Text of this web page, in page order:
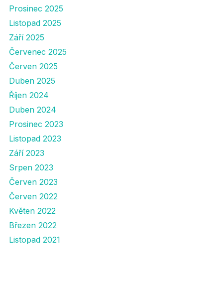
Prosinec 2025
Listopad 2025
Září 2025
Červenec 2025
Červen 2025
Duben 2025
Říjen 2024
Duben 2024
Prosinec 2023
Listopad 2023
Září 2023
Srpen 2023
Červen 2023
Červen 2022
Květen 2022
Březen 2022
Listopad 2021